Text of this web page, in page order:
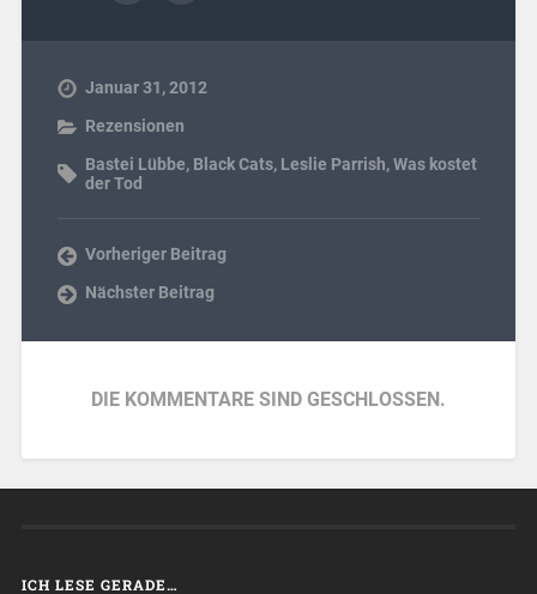
Januar 31, 2012
Rezensionen
Bastei Lübbe, Black Cats, Leslie Parrish,Was kostet
der Tod
Vorheriger Beitrag
Nächster Beitrag
DIE KOMMENTARE SIND GESCHLOSSEN.
ICH LESE GERADE…